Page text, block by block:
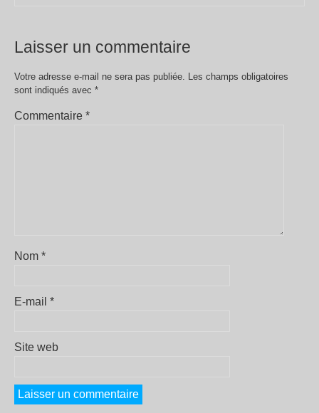
Laisser un commentaire
Votre adresse e-mail ne sera pas publiée.
Les champs obligatoires
sont indiqués avec *
Commentaire *
Nom *
E-mail *
Site web